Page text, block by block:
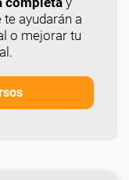
ayudarán a
o mejorar tu